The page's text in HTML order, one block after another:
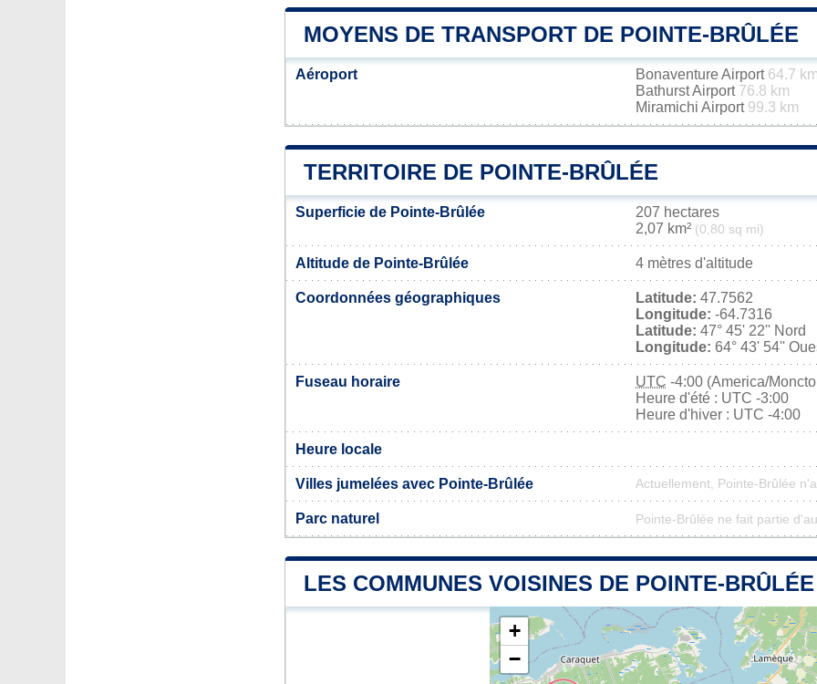
MOYENS DE TRANSPORT DE POINTE-BRÛLÉE
Aéroport Bonaventure Airport 64.7 km
Bathurst Airport 76.8 km
Miramichi Airport 99.3 km
TERRITOIRE DE POINTE-BRÛLÉE
Superficie de Pointe-Brûlée
207 hectares
2,07 km² (0,80 sq mi)
Altitude de Pointe-Brûlée 4 mètres d'altitude
Coordonnées géographiques Latitude: 47.7562
Longitude: -64.7316
Latitude: 47° 45' 22'' Nord
Longitude: 64° 43' 54''
Fuseau horaire UTC -4:00 (America/
Heure d'été : UTC -3:00
Heure d'hiver : UTC -4:00
Heure locale
Villes jumelées avec Pointe-Brûlée Actuellement, Pointe-Brûlée
Parc naturel Pointe-Brûlée ne fait partie
LES COMMUNES VOISINES DE POINTE-BRÛLÉE
+
−